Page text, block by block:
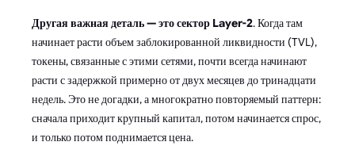
Другая важная деталь — это сектор Layer-2. Когда там
начинает расти объем заблокированной ликвидности (TVL),
токены, связанные с этими сетями, почти всегда начинают
расти с задержкой примерно от двух месяцев до тринадцати
недель. Это не догадки, а многократно повторяемый паттерн:
сначала приходит крупный капитал, потом начинается спрос,
и только потом поднимается цена.